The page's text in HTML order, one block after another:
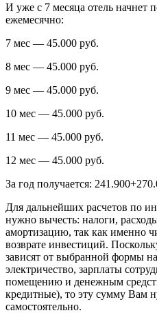
И уже с 7 месяца отель начнет
ежемесячно:
7 мес — 45.000 руб.
8 мес — 45.000 руб.
9 мес — 45.000 руб.
10 мес — 45.000 руб.
11 мес — 45.000 руб.
12 мес — 45.000 руб.
За год получается:
Для дальнейших расчетов по
нужно вычесть: налоги,
амортизацию, так как именно
возврате инвестиций.
зависят от выбранной формы
электричество, зарплаты
помещению и денежным
кредитные), то эту сумму Вам
самостоятельно.